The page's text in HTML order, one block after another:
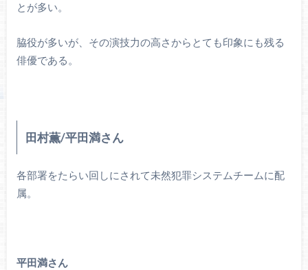
とが多い。
脇役が多いが、その演技力の高さからとても印象にも残る
俳優である。
田村薫/平田満さん
各部署をたらい回しにされて未然犯罪システムチームに配
属。
平田満さん